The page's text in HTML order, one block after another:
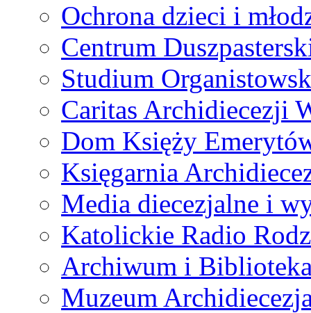
Ochrona dzieci i
Centrum
Studium
Caritas Archidiecezji
Dom Księży
Księgarnia
Media diecezjalne i
Katolickie Radio
Archiwum i
Muzeum